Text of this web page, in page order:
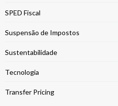
SPED Fiscal
Suspensão de Impostos
Sustentabilidade
Tecnologia
Transfer Pricing